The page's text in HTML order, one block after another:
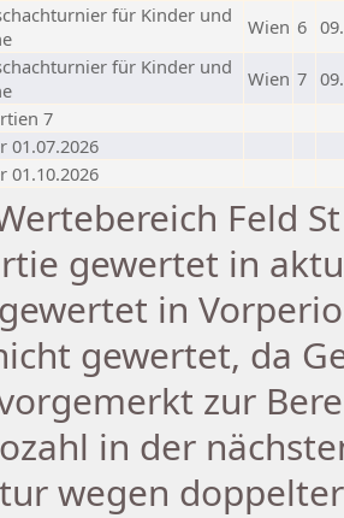
für Kinder und
Wien 6
für Kinder und
Wien 7
7
01.07.2026
01.10.2026
Feld
gewertet in
in
gewertet, da
zur
in der
wegen